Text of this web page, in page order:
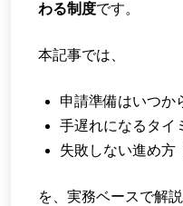
わる制度です。
本記事では、
申請準備はいつか
手遅れになるタイ
失敗しない進め方
を、実務ベースで解説